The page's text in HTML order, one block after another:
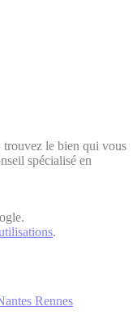
trouvez le bien qui vous
spécialisé en
.
Rennes